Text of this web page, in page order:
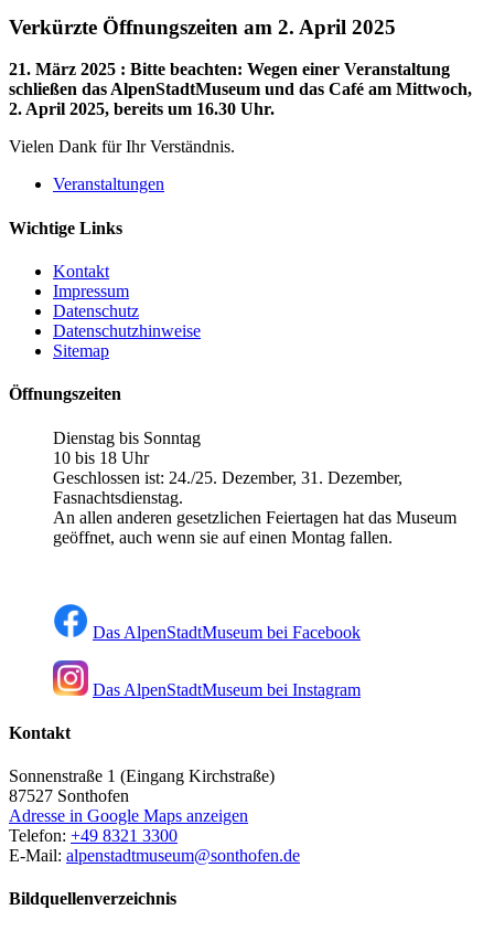
Verkürzte Öffnungszeiten am 2. April 2025
21. März 2025 : Bitte beachten: Wegen einer Veranstaltung
schließen das AlpenStadtMuseum und das Café am Mittwoch,
2. April 2025, bereits um 16.30 Uhr.
Vielen Dank für Ihr Verständnis.
Veranstaltungen
Wichtige Links
Kontakt
Impressum
Datenschutz
Datenschutzhinweise
Sitemap
Öffnungszeiten
Dienstag bis Sonntag
10 bis 18 Uhr
Geschlossen ist: 24./25. Dezember, 31. Dezember,
Fasnachtsdienstag.
An allen anderen gesetzlichen Feiertagen hat das Museum
geöffnet, auch wenn sie auf einen Montag fallen.
Das AlpenStadtMuseum bei Facebook
Das AlpenStadtMuseum bei Instagram
Kontakt
Sonnenstraße 1 (Eingang Kirchstraße)
87527 Sonthofen
Adresse in Google Maps anzeigen
Telefon: +49 8321 3300
E-Mail: alpenstadtmuseum@sonthofen.de
Bildquellenverzeichnis